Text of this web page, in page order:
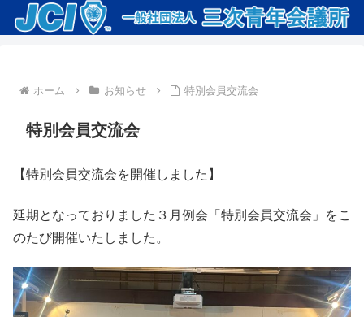
ホーム お知らせ 特別会員交流会
特別会員交流会
【特別会員交流会を開催しました】
延期となっておりました３月例会「特別会員交流会」をこ
のたび開催いたしました。